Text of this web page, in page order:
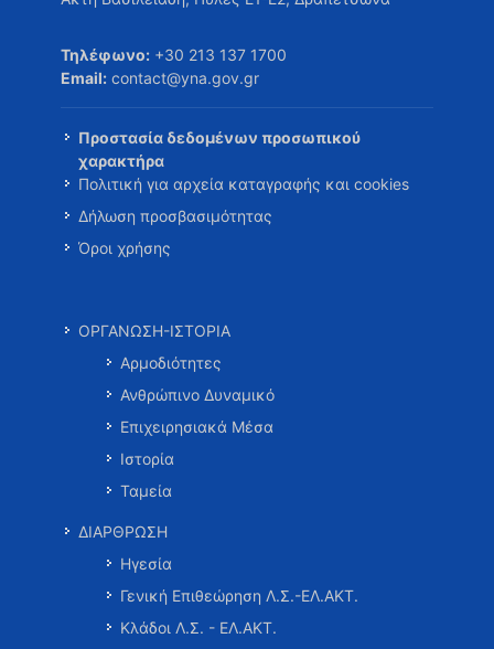
Τηλέφωνο: +30 213 137 1700
Email: contact@yna.gov.gr
Προστασία δεδομένων προσωπικού
χαρακτήρα
Πολιτική για αρχεία καταγραφής και cookies
Δήλωση προσβασιμότητας
Όροι χρήσης
ΟΡΓΑΝΩΣΗ-ΙΣΤΟΡΙΑ
Αρμοδιότητες
Ανθρώπινο Δυναμικό
Επιχειρησιακά Μέσα
Ιστορία
Ταμεία
ΔΙΑΡΘΡΩΣΗ
Ηγεσία
Γενική Επιθεώρηση Λ.Σ.-ΕΛ.ΑΚΤ.
Κλάδοι Λ.Σ. - ΕΛ.ΑΚΤ.